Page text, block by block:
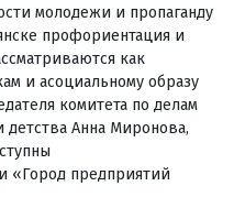
молодежи и пропаганду
профориентация и
как
и асоциальному образу
комитета по делам
Анна Миронова,
«Город предприятий